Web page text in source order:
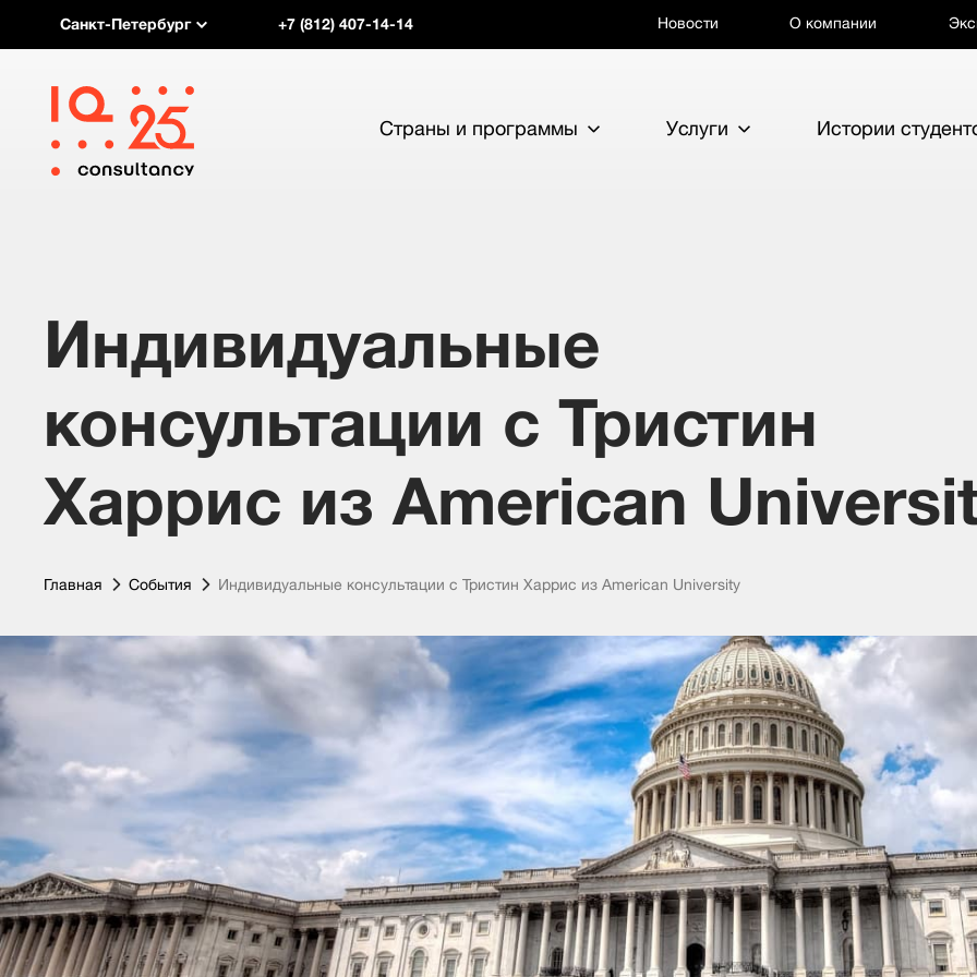
Санкт-Петербург +7 (812) 407-14-14 Новости О компании
Страны и программы Услуги Истории
Индивидуальные
консультации с Тристин
Харрис из American
Главная События Индивидуальные консультации с Тристин Харрис из American University